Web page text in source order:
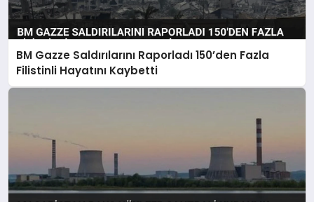
BM Gazze Saldırılarını Raporladı 150’den Fazla
Filistinli Hayatını Kaybetti